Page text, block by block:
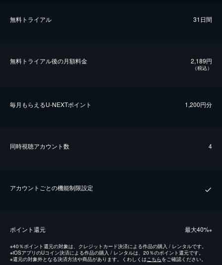
無料トライアル 31日間
無料トライアル後の⽉額料金 2,189円
（税込）
毎⽉もらえるU-NEXTポイント 1,200円分
同時視聴アカウント数 4
アカウントごとの機能制限設定
ポイント還元 最⼤40%※
※40％ポイント還元の対象は、クレジットカード決済による作品の購入 / レンタルです。
※iOSアプリのUコイン決済による作品の購入 / レンタルは、20％のポイント還元です。
※還元の対象外となる決済方法や商品があります。くわしくはこちらをご確認ください。